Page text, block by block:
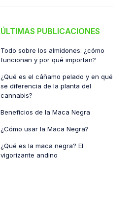
ÚLTIMAS PUBLICACIONES
Todo sobre los almidones: ¿cómo
funcionan y por qué importan?
¿Qué es el cáñamo pelado y en qué
se diferencia de la planta del
cannabis?
Beneficios de la Maca Negra
¿Cómo usar la Maca Negra?
¿Qué es la maca negra? El
vigorizante andino